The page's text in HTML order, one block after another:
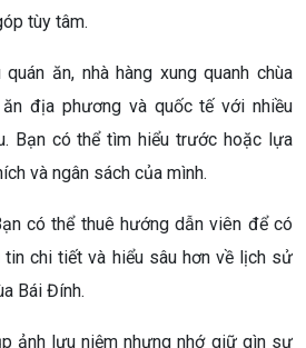
tùy tâm.
ăn, nhà hàng xung quanh chùa
địa phương và quốc tế với nhiều
Bạn có thể tìm hiểu trước hoặc lựa
và ngân sách của mình.
có thể thuê hướng dẫn viên để có
chi tiết và hiểu sâu hơn về lịch sử
Bái Đính.
ảnh lưu niệm nhưng nhớ giữ gìn sự